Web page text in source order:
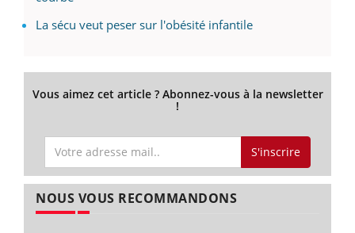
La sécu veut peser sur l'obésité infantile
Vous aimez cet article ? Abonnez-vous à la newsletter
!
S'inscrire
NOUS VOUS RECOMMANDONS